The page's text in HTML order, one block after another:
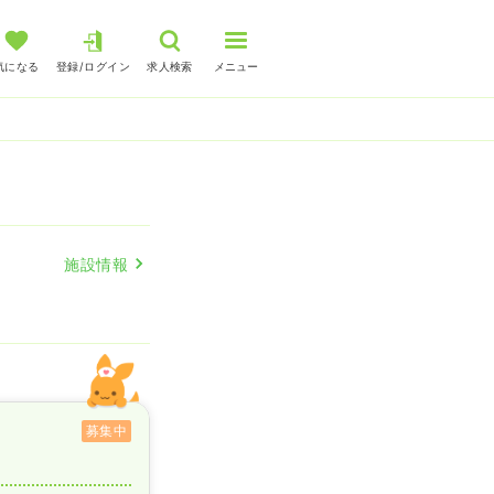
になる 登録/ログイン 求人検索 メニュー
施設情報
募集中